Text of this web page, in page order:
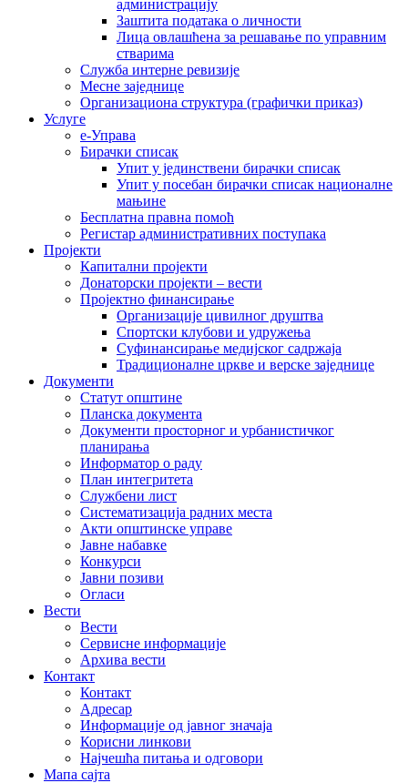
администрацију
Заштита података о личности
Лица овлашћена за решавање по управним
стварима
Служба интерне ревизије
Месне заједнице
Организациона структура (графички приказ)
Услуге
е-Управа
Бирачки списак
Упит у јединствени бирачки списак
Упит у посебан бирачки списак националне
мањине
Бесплатна правна помоћ
Регистар административних поступака
Пројекти
Капитални пројекти
Донаторски пројекти – вести
Пројектно финансирање
Организације цивилног друштва
Спортски клубови и удружења
Суфинансирање медијског садржаја
Традиционалне цркве и верске заједнице
Документи
Статут општине
Планска документа
Документи просторног и урбанистичког
планирања
Информатор о раду
План интегритета
Службени лист
Систематизација радних места
Акти општинске управе
Јавне набавке
Конкурси
Јавни позиви
Огласи
Вести
Вести
Сервисне информације
Архива вести
Контакт
Контакт
Адресар
Информације од јавног значаја
Корисни линкови
Најчешћа питања и одговори
Мапа сајта